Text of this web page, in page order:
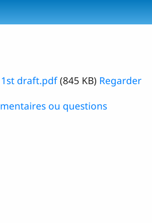
draft.pdf(845 KB) Regarder
ou questions